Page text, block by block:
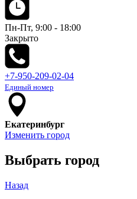
Пн-Пт, 9:00 - 18:00
Закрыто
+7-950-209-02-04
Единый номер
Екатеринбург
Изменить город
Выбрать город
Назад